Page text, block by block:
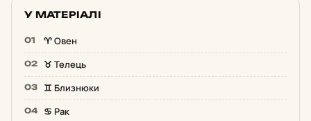
У МАТЕРІАЛІ
♈️ Овен
♉️ Телець
♊️ Близнюки
♋️ Рак